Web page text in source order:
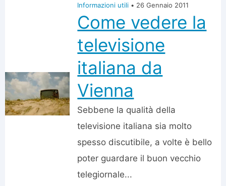
Informazioni utili • 26 Gennaio 2011
Come vedere la
televisione
italiana da
Vienna
Sebbene la qualità della
televisione italiana sia molto
spesso discutibile, a volte è bello
poter guardare il buon vecchio
telegiornale...